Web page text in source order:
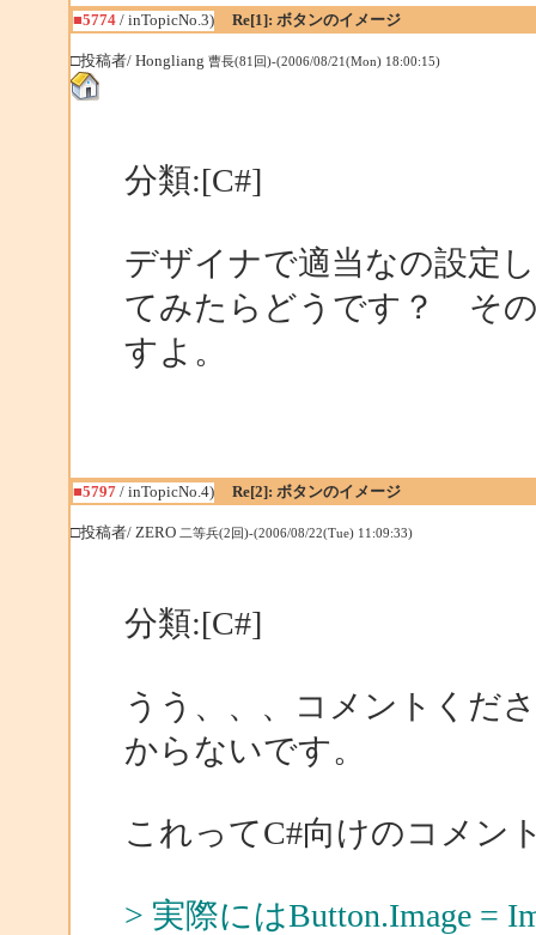
■5774/ inTopicNo.3) Re[1]: ボタンのイメージ
□投稿者/ Hongliang 曹長(81回)-(2006/08/21(Mon) 18:00:15)
分類:[C#]
デザイナで適当なの設定
てみたらどうです？ そ
すよ。
■5797/ inTopicNo.4) Re[2]: ボタンのイメージ
□投稿者/ ZERO 二等兵(2回)-(2006/08/22(Tue) 11:09:33)
分類:[C#]
うう、、、コメントくだ
からないです。
これってC#向けのコメン
> 実際にはButton.Image =